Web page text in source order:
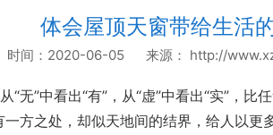
体会屋顶天窗带给生活
时间：2020-06-05 来源： http://
”中看出“有”，从“虚”中看出“实”，比
方之处，却似天地间的结界，给人以更